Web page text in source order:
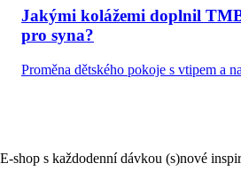
Jakými kolážemi doplnil
pro syna?
Proměna dětského pokoje s vtipem a
E-shop s každodenní dávkou (s)nové